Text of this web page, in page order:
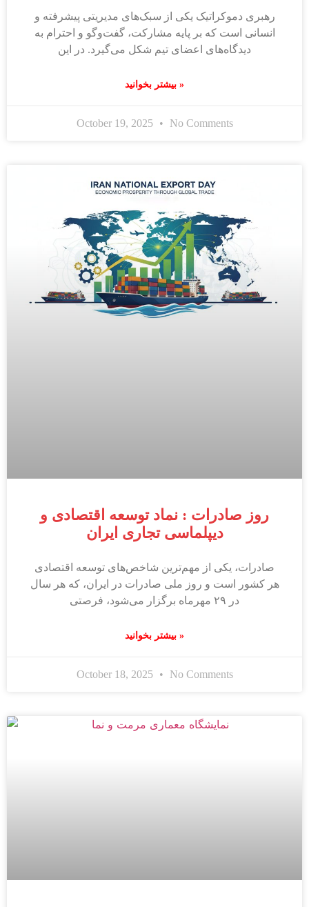
رهبری دموکراتیک یکی از سبک‌های مدیریتی پیشرفته و
انسانی است که بر پایه مشارکت، گفت‌وگو و احترام به
دیدگاه‌های اعضای تیم شکل می‌گیرد. در این
بیشتر بخوانید »
October 19, 2025 No Comments
روز صادرات : نماد توسعه اقتصادی و
دیپلماسی تجاری ایران
صادرات، یکی از مهم‌ترین شاخص‌های توسعه اقتصادی
هر کشور است و روز ملی صادرات در ایران، که هر سال
در ۲۹ مهرماه برگزار می‌شود، فرصتی
بیشتر بخوانید »
October 18, 2025 No Comments